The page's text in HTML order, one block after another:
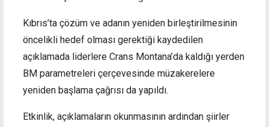
Kıbrıs’ta çözüm ve adanın yeniden birleştirilmesinin
öncelikli hedef olması gerektiği kaydedilen
açıklamada liderlere Crans Montana’da kaldığı yerden
BM parametreleri çerçevesinde müzakerelere
yeniden başlama çağrısı da yapıldı.
Etkinlik, açıklamaların okunmasının ardından şiirler